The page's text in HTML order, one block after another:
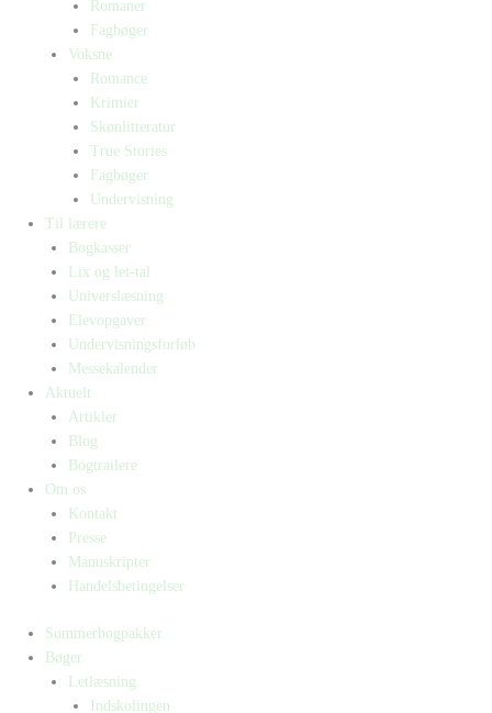
Romaner
Fagbøger
Voksne
Romance
Krimier
Skønlitteratur
True Stories
Fagbøger
Undervisning
Til lærere
Bogkasser
Lix og let-tal
Universlæsning
Elevopgaver
Undervisningsforløb
Messekalender
Aktuelt
Artikler
Blog
Bogtrailere
Om os
Kontakt
Presse
Manuskripter
Handelsbetingelser
Sommerbogpakker
Bøger
Letlæsning
Indskolingen